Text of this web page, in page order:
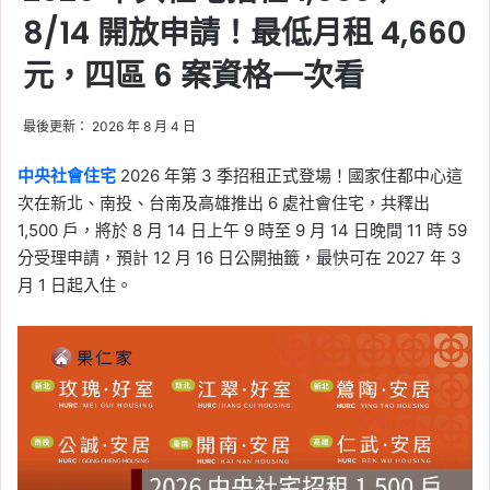
8/14 開放申請！最低月租 4,660
元，四區 6 案資格一次看
最後更新： 2026 年 8 月 4 日
中央社會住宅 2026 年第 3 季招租正式登場！國家住都中心這
次在新北、南投、台南及高雄推出 6 處社會住宅，共釋出
1,500 戶，將於 8 月 14 日上午 9 時至 9 月 14 日晚間 11 時 59
分受理申請，預計 12 月 16 日公開抽籤，最快可在 2027 年 3
月 1 日起入住。